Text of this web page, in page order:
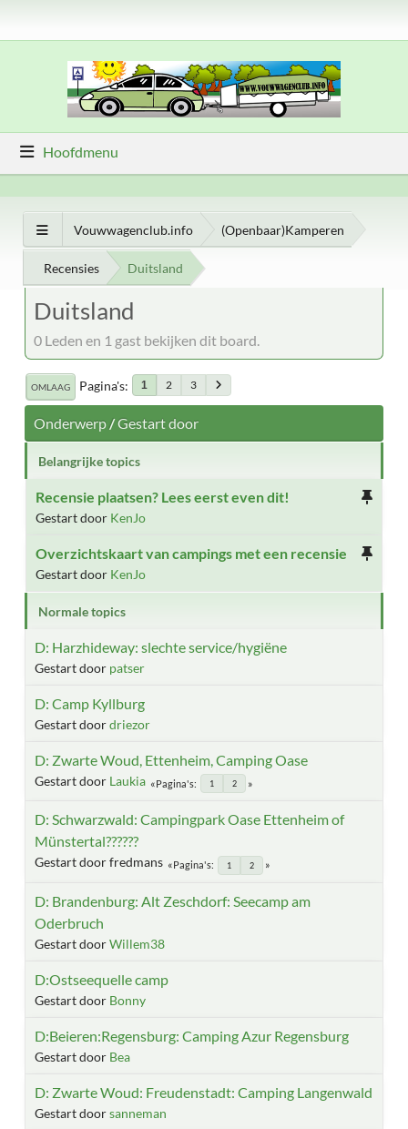
Hoofdmenu
Vouwwagenclub.info (Openbaar)Kamperen
Recensies Duitsland
Duitsland
0 Leden en 1 gast bekijken dit board.
OMLAAG Pagina's 1 2 3
Onderwerp/Gestart door
Belangrijke topics
Recensie plaatsen? Lees eerst even dit!
Gestart door KenJo
Overzichtskaart van campings met een recensie
Gestart door KenJo
Normale topics
D: Harzhideway: slechte service/hygiëne
Gestart door patser
D: Camp Kyllburg
Gestart doordriezor
D: Zwarte Woud, Ettenheim, Camping Oase
Gestart door Laukia Pagina's 1 2
D: Schwarzwald: Campingpark Oase Ettenheim of
Münstertal??????
Gestart door fredmans Pagina's 1 2
D: Brandenburg: Alt Zeschdorf: Seecamp am
Oderbruch
Gestart doorWillem38
D:Ostseequelle camp
Gestart door Bonny
D:Beieren:Regensburg: Camping Azur Regensburg
Gestart door Bea
D: Zwarte Woud: Freudenstadt: Camping Langenwald
Gestart doorsanneman